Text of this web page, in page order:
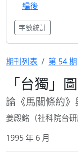
編後
字數統計
期刊列表 第 54 期
「台獨」
論《馬關條約
姜殿銘（社科院台研
1995 年 6 月